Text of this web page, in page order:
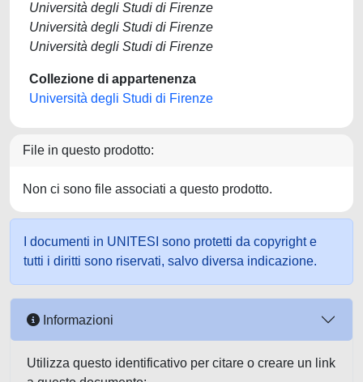
Università degli Studi di Firenze
Università degli Studi di Firenze
Università degli Studi di Firenze
Collezione di appartenenza
Università degli Studi di Firenze
File in questo prodotto:
Non ci sono file associati a questo prodotto.
I documenti in UNITESI sono protetti da copyright e
tutti i diritti sono riservati, salvo diversa indicazione.
Informazioni
Utilizza questo identificativo per citare o creare un link